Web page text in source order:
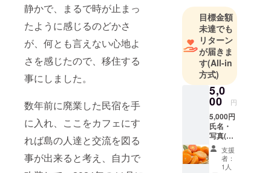
静かで、まるで時が止まっ
たように感じるのどかさ
が、何とも言えない心地よ
さを感じたので、移住する
事にしました。
数年前に廃業した民宿を手
に入れ、ここをカフェにす
れば島の人達と交流を図る
事が出来ると考え、自力で
目標金額
未達でも
リターン
が届きま
す(All-in
方式)
5,0
00 円
5,000円
氏名・
写真(希
望避け
る方の
み)を入
支援
者：
1人